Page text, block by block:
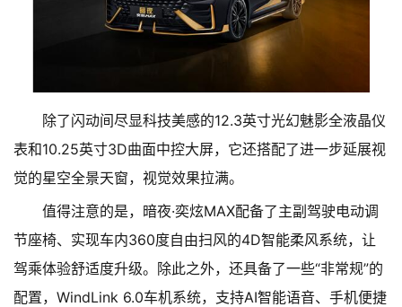
除了闪动间尽显科技美感的12.3英寸光幻魅影全液晶仪
表和10.25英寸3D曲面中控大屏，它还搭配了进一步延展视
觉的星空全景天窗，视觉效果拉满。
值得注意的是，暗夜·奕炫MAX配备了主副驾驶电动调
节座椅、实现车内360度自由扫风的4D智能柔风系统，让
驾乘体验舒适度升级。除此之外，还具备了一些“非常规”的
配置，WindLink 6.0车机系统，支持AI智能语音、手机便捷